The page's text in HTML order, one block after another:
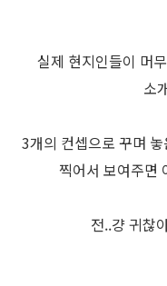
실제 현지인들이 머
소
3개의 컨셉으로 꾸며
찍어서 보여주면
전..걍 귀찮